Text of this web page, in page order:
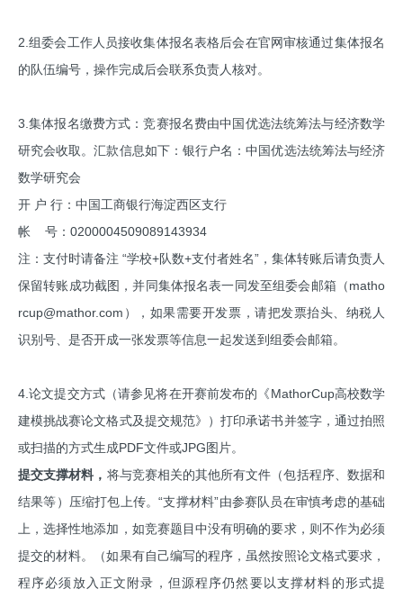
2.组委会工作人员接收集体报名表格后会在官网审核通过集体报名
的队伍编号，操作完成后会联系负责人核对。
3.集体报名缴费方式：竞赛报名费由中国优选法统筹法与经济数学
研究会收取。汇款信息如下：银行户名：中国优选法统筹法与经济
数学研究会
开 户 行：中国工商银行海淀西区支行
帐 号：0200004509089143934
注：支付时请备注 “学校+队数+支付者姓名”，集体转账后请负责人
保留转账成功截图，并同集体报名表一同发至组委会邮箱（matho
rcup@mathor.com），如果需要开发票，请把发票抬头、纳税人
识别号、是否开成一张发票等信息一起发送到组委会邮箱。
4.论文提交方式（请参见将在开赛前发布的《MathorCup高校数学
建模挑战赛论文格式及提交规范》）打印承诺书并签字，通过拍照
或扫描的方式生成PDF文件或JPG图片。
提交支撑材料， 将与竞赛相关的其他所有文件（包括程序、数据和
结果等）压缩打包上传。“支撑材料”由参赛队员在审慎考虑的基础
上，选择性地添加，如竞赛题目中没有明确的要求，则不作为必须
提交的材料。（如果有自己编写的程序，虽然按照论文格式要求，
程序必须放入正文附录，但源程序仍然要以支撑材料的形式提